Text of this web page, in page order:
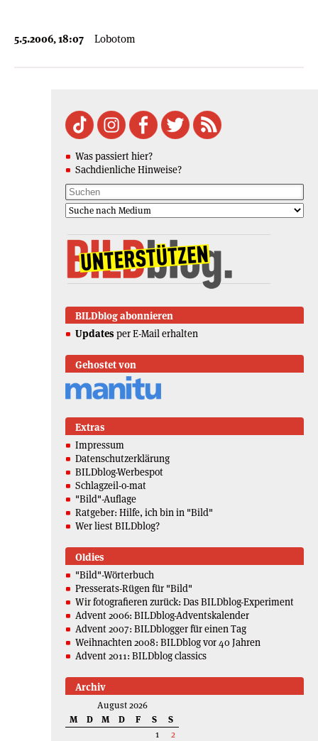
5.5.2006, 18:07 Lobotom
Was passiert hier?
Sachdienliche Hinweise?
BILDblog abonnieren
Updates per E-Mail erhalten
Gehostet von
Extras
Impressum
Datenschutzerklärung
BILDblog-Werbespot
Schlagzeil-o-mat
"Bild"-Auflage
Ratgeber: Hilfe, ich bin in "Bild"
Wer liest BILDblog?
Oldies
"Bild"-Wörterbuch
Presserats-Rügen für "Bild"
Wir fotografieren zurück: Das BILDblog-Experiment
Advent 2006: BILDblog-Adventskalender
Advent 2007: BILDblogger für einen Tag
Weihnachten 2008: BILDblog vor 40 Jahren
Advent 2011: BILDblog classics
Archiv
August 2026
M
D M D F S
S
1
2